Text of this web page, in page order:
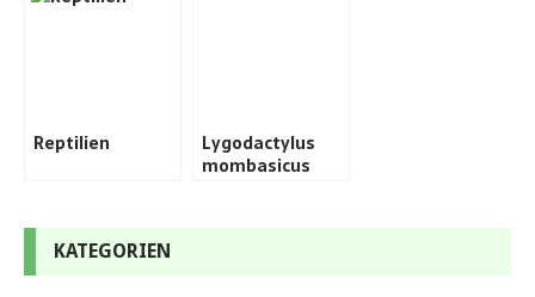
Reptilien
Lygodactylus
mombasicus
KATEGORIEN